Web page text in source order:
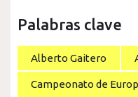
Palabras clave
Alberto Gaitero
Campeonato de